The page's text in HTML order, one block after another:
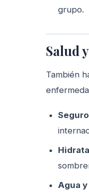
grupo.
Salud
También
Agua